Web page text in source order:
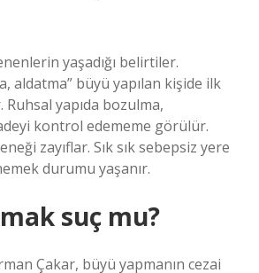
yaşadığı belirtiler.
aldatma” büyü yapılan kişide ilk
yapıda bozulma,
kontrol edememe görülür.
zayıflar. Sık sık sebepsiz yere
durumu yaşanır.
suç mu?
Çakar, büyü yapmanın cezai